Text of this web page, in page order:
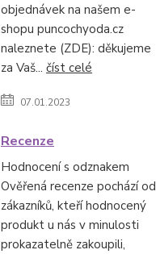
objednávek na našem e-
shopu puncochyoda.cz
naleznete (ZDE): děkujeme
za Vaš... číst celé
07.01.2023
Recenze
Hodnocení s odznakem
Ověřená recenze pochází od
zákazníků, kteří hodnocený
produkt u nás v minulosti
prokazatelně zakoupili,